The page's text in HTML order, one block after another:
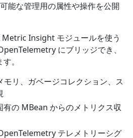
能な管理用の属性や操作を公開
Insight モジュールを使う
にブリッジでき、
。
モリ、ガベージコレクション、ス
有の MBean からのメトリクス収
テレメトリーシグ